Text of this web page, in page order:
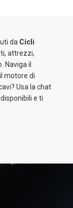
da Cicli
attrezzi,
Naviga il
motore di
Usa la chat
e ti